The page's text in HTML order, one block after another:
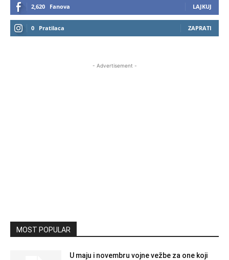
2,620 Fanova LAJKUJ
0 Pratilaca ZAPRATI
- Advertisement -
MOST POPULAR
U maju i novembru vojne vežbe za one koji